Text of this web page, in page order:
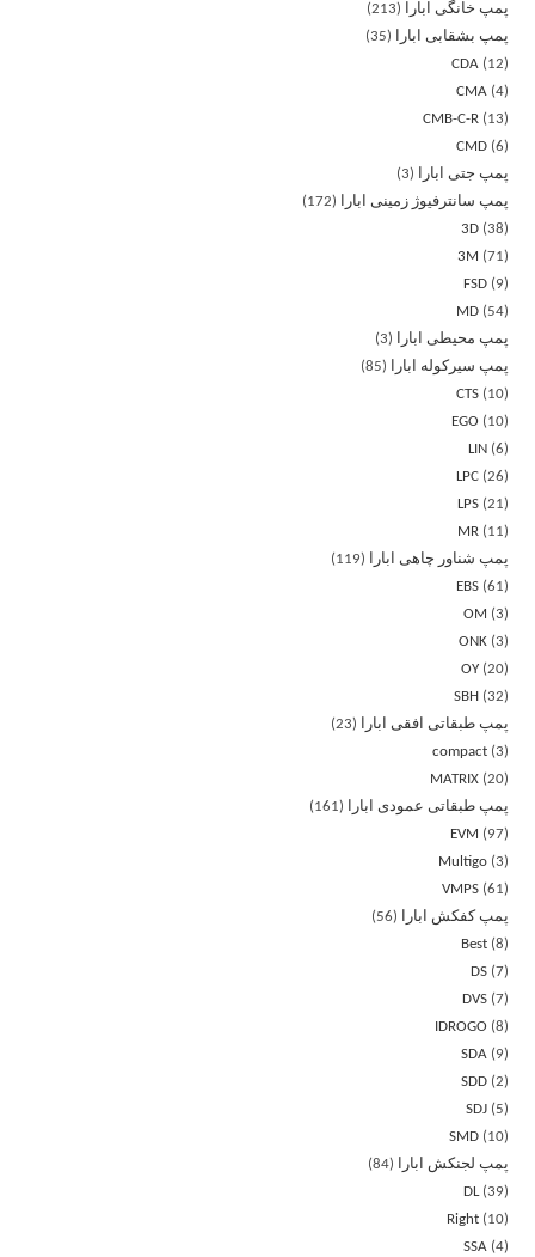
پمپ خانگی ابارا
213
پمپ بشقابی ابارا
35
CDA
12
CMA 4
CMB-C-R
13
CMD 6
پمپ جتی ابارا
3
پمپ سانترفیوژ زمینی ابارا
172
3D 38
3M
71
FSD
9
MD
54
پمپ محیطی ابارا
3
پمپ سیرکوله ابارا
85
CTS
10
EGO
10
LIN
6
LPC 26
LPS 21
MR
11
پمپ شناور چاهی ابارا
119
EBS 61
OM
3
ONK 3
OY 20
SBH
32
پمپ طبقاتی افقی ابارا
23
compact 3
MATRIX 20
پمپ طبقاتی عمودی ابارا
161
EVM
97
Multigo 3
VMPS 61
پمپ کفکش ابارا
56
Best 8
DS 7
DVS 7
IDROGO
8
SDA
9
SDD 2
SDJ
5
SMD
10
پمپ لجنکش ابارا
84
DL 39
Right
10
SSA 4